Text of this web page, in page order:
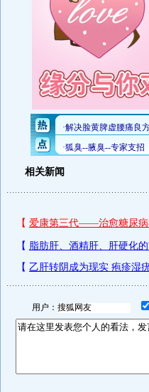
相关新闻
用户：